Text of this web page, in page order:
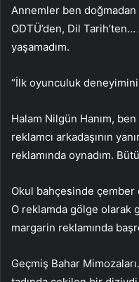
Annemler ben doğmadan
ODTÜ’den, Dil
yaşamadım.
“İlk oyunculuk
Halam Nilgün Hanım,
reklamcı arkadaşının
reklamında oynadım.
Okul bahçesinde çember
O reklamda gölge olarak
margarin reklamında
Geçmiş Bahar